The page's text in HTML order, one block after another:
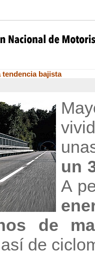
bajista
un
A
de
de